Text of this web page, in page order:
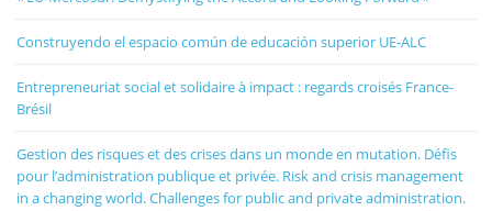
Construyendo el espacio común de educación superior UE-ALC
Entrepreneuriat social et solidaire à impact : regards croisés France-
Brésil
Gestion des risques et des crises dans un monde en mutation. Défis
pour l’administration publique et privée. Risk and crisis management
in a changing world. Challenges for public and private administration.